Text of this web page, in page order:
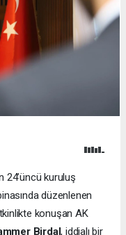
24’üncü kuruluş
düzenlenen
konuşan AK
Birdal, iddialı bir